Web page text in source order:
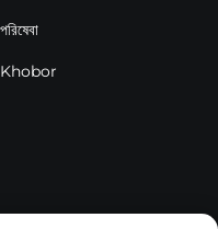
পরিষেবা
Khobor